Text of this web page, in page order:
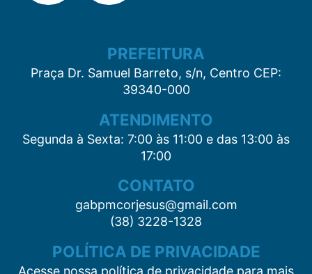
PREFEITURA
Praça Dr. Samuel Barreto, s/n, Centro CEP:
39340-000
ATENDIMENTO
Segunda à Sexta: 7:00 às 11:00 e das 13:00 às
17:00
CONTATO
gabpmcorjesus@gmail.com
(38) 3228-1328
POLÍTICA DE PRIVACIDADE
Acesse nossa política de privacidade para mais